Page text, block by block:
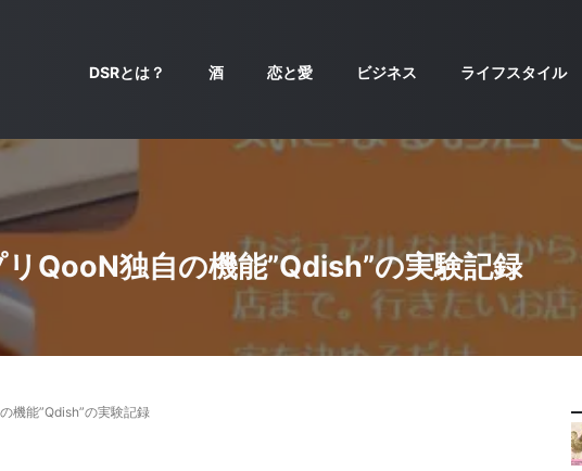
DSRとは？ 酒 恋と愛 ビジネス ライフスタイル
QooN独自の機能”Qdish”の実験記録
機能”Qdish”の実験記録